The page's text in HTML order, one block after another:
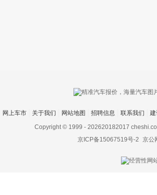
网上车市 关于我们 网站地图 招聘信息 联系我们
Copyright © 1999 - 202620182017
京ICP备15067519号-2 京公